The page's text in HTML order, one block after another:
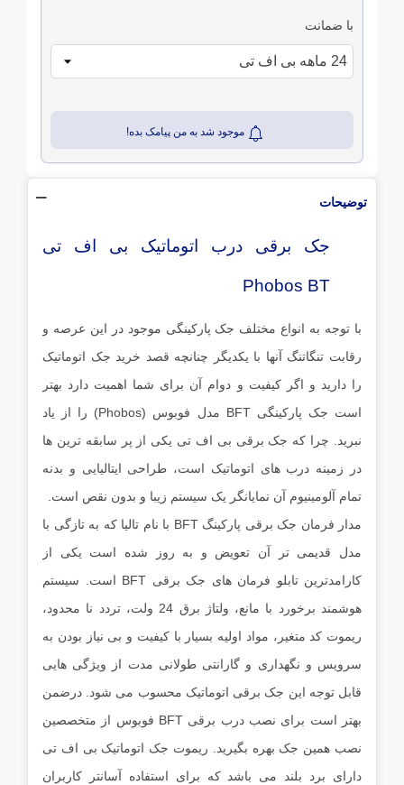
با ضمانت
موجود شد به من پیامک بده!
توضیحات
جک برقی درب اتوماتیک بی اف تی
Phobos BT
با توجه به انواع مختلف جک پارکینگی موجود در این عرصه و
رقابت تنگاتنگ آنها با یکدیگر چنانچه قصد خرید جک اتوماتیک
را دارید و اگر کیفیت و دوام آن برای شما اهمیت دارد بهتر
است جک پارکینگی BFT مدل فوبوس (Phobos) را از یاد
نبرید. چرا که جک برقی بی اف تی یکی از پر سابقه ترین ها
در زمینه درب های اتوماتیک است، طراحی ایتالیایی و بدنه
تمام آلومینیوم آن نمایانگر یک سیستم زیبا و بدون نقص است.
مدار فرمان جک برقی پارکینگ BFT با نام تالیا که به تازگی با
مدل قدیمی تر آن تعویض و به روز شده است یکی از
کارامدترین تابلو فرمان های جک برقی BFT است. سیستم
هوشمند برخورد با مانع، ولتاژ برق 24 ولت، تردد نا محدود،
ریموت کد متغیر، مواد اولیه بسیار با کیفیت و بی نیاز بودن به
سرویس و نگهداری و گارانتی طولانی مدت از ویژگی هایی
قابل توجه این جک برقی اتوماتیک محسوب می شود. درضمن
بهتر است برای نصب درب برقی BFT فوبوس از متخصصین
نصب همین جک بهره بگیرید. ریموت جک اتوماتیک بی اف تی
دارای برد بلند می باشد که برای استفاده آسانتر کاربران